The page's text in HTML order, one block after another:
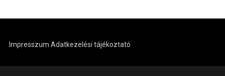
Impresszum Adatkezelési tájékoztató